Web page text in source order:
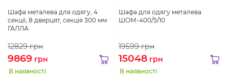
Шафа металева для одягу, 4
секції, 8 дверцят, секція 300 мм
ГАЛЛА
12829грн
9869 грн
В наявності
Шафа для одягу металева
ШОМ-400/5/10
19599грн
15048 грн
В наявності